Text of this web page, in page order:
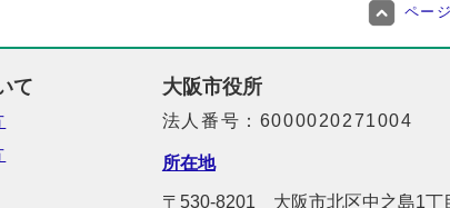
ペー
て 大阪市役所
法人番号：6000020271004
所在地
〒530-8201 大阪市北区中之島1丁